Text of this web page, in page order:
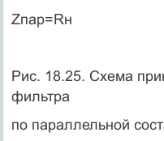
Zпар=Rн
Рис. 18.25. Схема
фильтра
по параллельной